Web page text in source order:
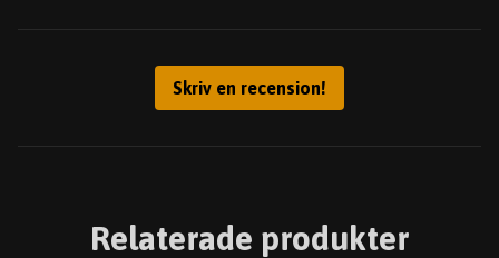
Skriv en recension!
Relaterade produkter